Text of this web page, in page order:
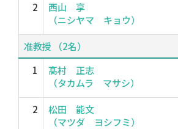
2
西山 享
（ニシヤマ キョウ）
准教授 （2名）
1
髙村 正志
（タカムラ マサシ）
2
松田 能文
（マツダ ヨシフミ）